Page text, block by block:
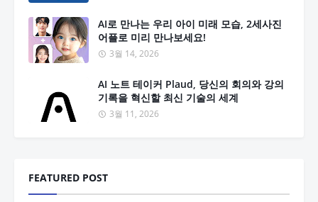
AI로 만나는 우리 아이 미래 모습, 2세사진
어플로 미리 만나보세요!
3월 14, 2026
AI 노트 테이커 Plaud, 당신의 회의와 강의
기록을 혁신할 최신 기술의 세계
3월 11, 2026
FEATURED POST